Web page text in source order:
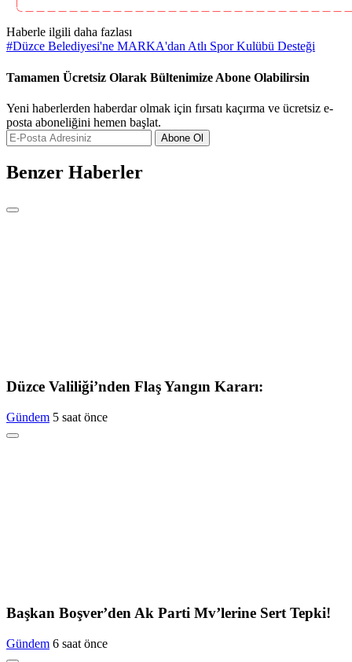
Haberle ilgili daha fazlası
#Düzce Belediyesi'ne MARKA'dan Atlı Spor Kulübü Desteği
Tamamen Ücretsiz Olarak Bültenimize Abone Olabilirsin
Yeni haberlerden haberdar olmak için fırsatı kaçırma ve ücretsiz e-
posta aboneliğini hemen başlat.
Abone Ol
Benzer Haberler
Düzce Valiliği’nden Flaş Yangın Kararı:
Gündem 5 saat önce
Başkan Boşver’den Ak Parti Mv’lerine Sert Tepki!
Gündem 6 saat önce